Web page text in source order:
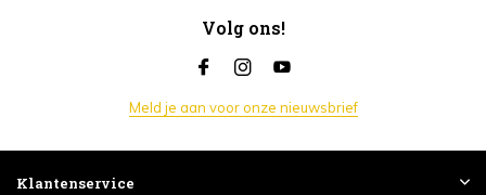
Volg ons!
Meld je aan voor onze nieuwsbrief
Klantenservice